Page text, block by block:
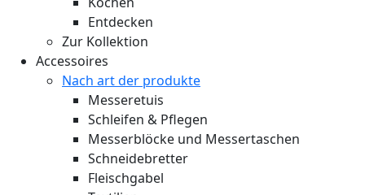
Entdecken
Zur Kollektion
Accessoires
Nach art der produkte
Messeretuis
Schleifen & Pflegen
Messerblöcke und Messertaschen
Schneidebretter
Fleischgabel